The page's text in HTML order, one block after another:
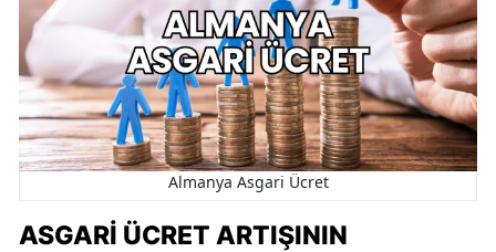
Almanya Asgari Ücret
ASGARI ÜCRET ARTIŞININ